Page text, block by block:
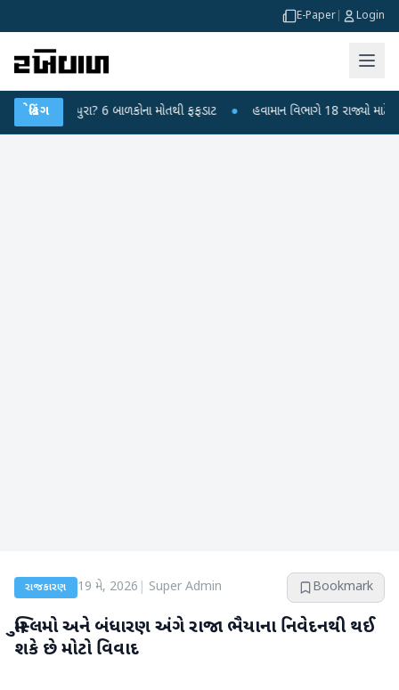
E-Paper Login
બ્રેકિંગ
6 બાળકોના મોતથી ફફડાટ ● હવામાન વિભાગે 18 રાજ્યો માટે ભારે
રાજકારણ 19 મે, 2026 Super Admin Bookmark
મુસ્લિમો અને બંધારણ અંગે રાજા ભૈયાના નિવેદનથી થઈ
શકે છે મોટો વિવાદ